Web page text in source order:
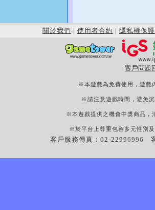
關於我們 | 使用者合約 | 隱私權保護
客戶問題
※本遊戲為免費使用，遊戲
※請注意遊戲時間，避免
※本遊戲提供之機會中獎商品，
※於平台上尊重包容多元性別
客戶服務傳真：02-22996996